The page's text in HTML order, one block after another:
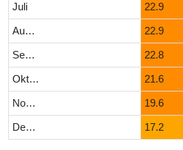
Juli 22.9
August 22.9
September 22.8
Oktober 21.6
November 19.6
Dezember 17.2